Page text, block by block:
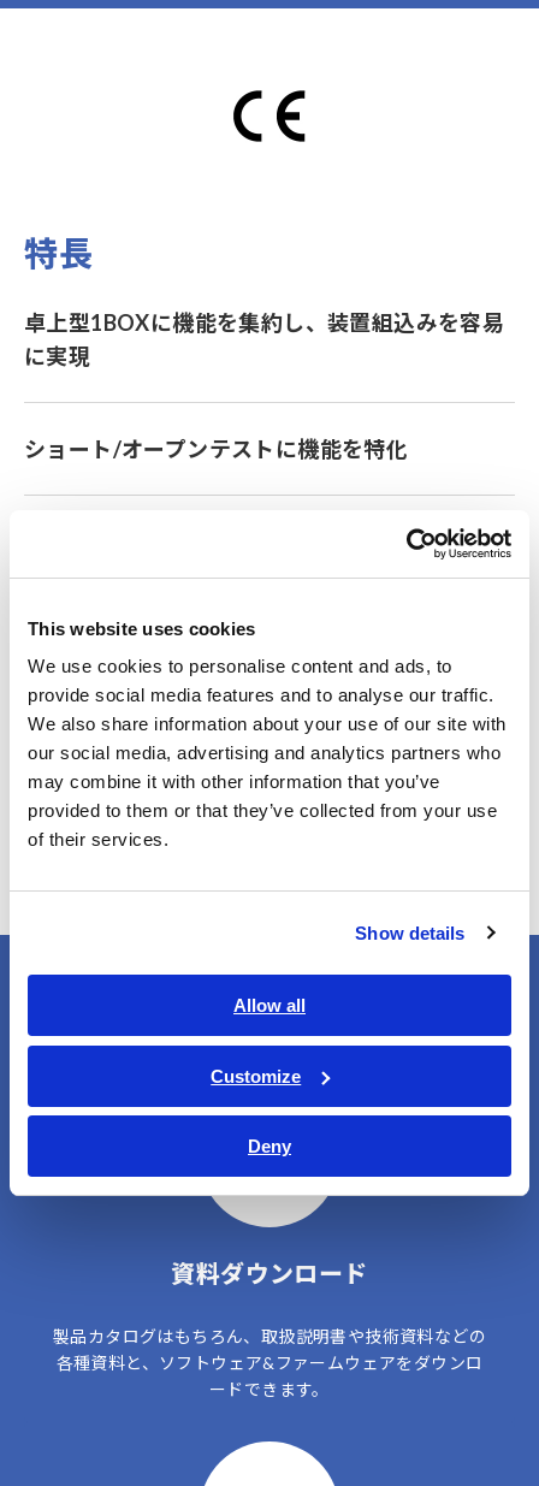
This website uses cookies
We use cookies to personalise content and ads, to
provide social media features and to analyse our traffic.
We also share information about your use of our site with
our social media, advertising and analytics partners who
may combine it with other information that you’ve
provided to them or that they’ve collected from your use
of their services.
Show details
Allow all
Customize
Deny
特長
卓上型1BOXに機能を集約し、装置組込みを容易
に実現
ショート/オープンテストに機能を特化
低抵抗を安定して測定できる4端子低抵抗測定
形名（発注コード）
FA1221 本体のみ お見積り
ユーザーサポート
資料ダウンロード
製品カタログはもちろん、取扱説明書や技術資料などの
各種資料と、ソフトウェア&ファームウェアをダウンロ
ードできます。